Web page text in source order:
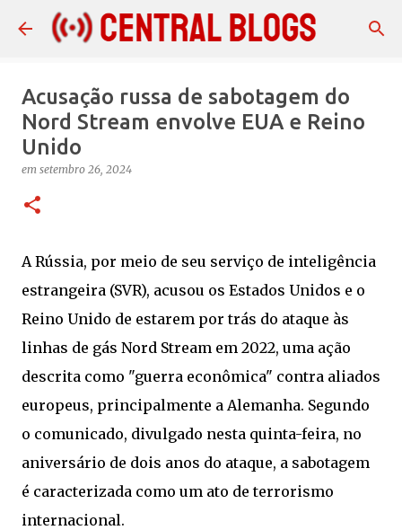
Pular para o conteúdo principal
Acusação russa de sabotagem do
Nord Stream envolve EUA e Reino
Unido
em setembro 26, 2024
A Rússia, por meio de seu serviço de inteligência
estrangeira (SVR), acusou os Estados Unidos e o
Reino Unido de estarem por trás do ataque às
linhas de gás Nord Stream em 2022, uma ação
descrita como "guerra econômica" contra aliados
europeus, principalmente a Alemanha. Segundo
o comunicado, divulgado nesta quinta-feira, no
aniversário de dois anos do ataque, a sabotagem
é caracterizada como um ato de terrorismo
internacional.